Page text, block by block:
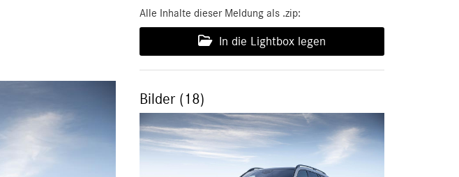
Alle Inhalte dieser Meldung als .zip:
In die Lightbox legen
Bilder (18)